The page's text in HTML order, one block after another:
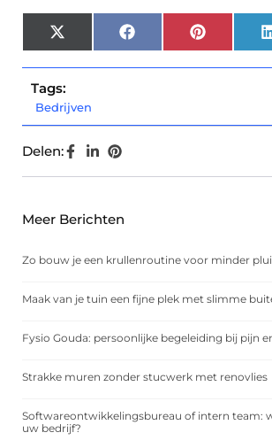
X
(Twitter)
Facebook Pinterest
Tags:
Bedrijven
Delen:
Meer Berichten
Zo bouw je een krullenroutine voor minder
Maak van je tuin een fijne plek met slimme
Fysio Gouda: persoonlijke begeleiding bij pijn
Strakke muren zonder stucwerk met renovlies
Softwareontwikkelingsbureau of intern team:
uw bedrijf?